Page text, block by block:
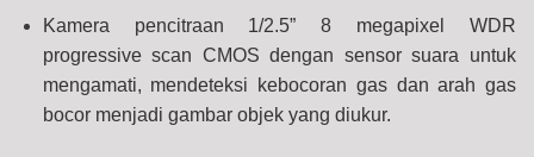
Kamera pencitraan 1/2.5” 8 megapixel WDR
progressive scan CMOS dengan sensor suara untuk
mengamati, mendeteksi kebocoran gas dan arah gas
bocor menjadi gambar objek yang diukur.